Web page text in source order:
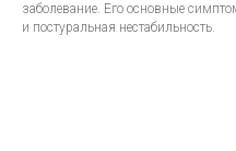
заболевание. Его основные
и постуральная нестабильность.